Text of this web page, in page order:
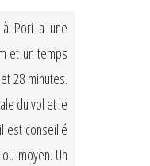
Pori a une
et un temps
28 minutes.
du vol et le
est conseillé
moyen. Un